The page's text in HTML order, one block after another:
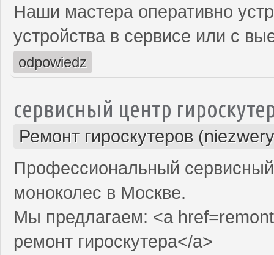
Наши мастера оперативно
устройства в сервисе или с
odpowiedz
сервисный центр
Ремонт гироскутеров
Профессиональный сервисный
моноколес в Москве.
Мы предлагаем: <a
ремонт гироскутера</a>